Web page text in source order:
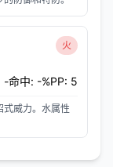
火
-命中: -%PP: 5
式威力。水属性